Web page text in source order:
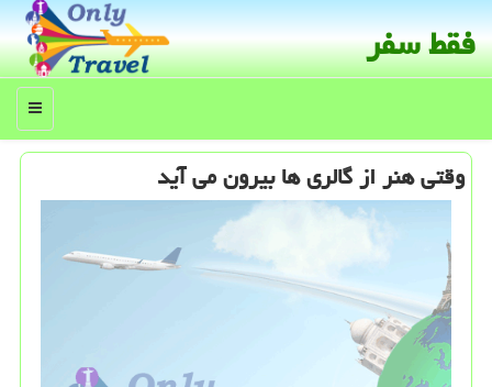
فقط سفر
منو
وقتی هنر از گالری ها بیرون می آید